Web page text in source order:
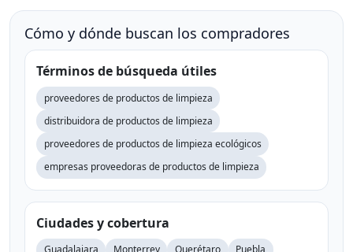
Cómo y dónde buscan los compradores
Términos de búsqueda útiles
proveedores de productos de limpieza
distribuidora de productos de limpieza
proveedores de productos de limpieza ecológicos
empresas proveedoras de productos de limpieza
Ciudades y cobertura